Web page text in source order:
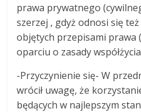
prawa prywatnego
szerzej , gdyż odnosi się
objętych przepisami prawa
oparciu o zasady
-Przyczynienie się- W
wrócił uwagę, że
będących w najlepszym